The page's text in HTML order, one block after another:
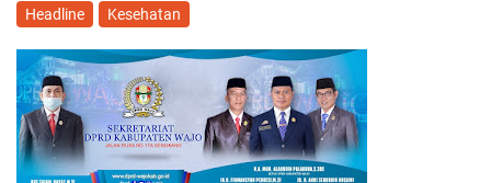
Headline Kesehatan